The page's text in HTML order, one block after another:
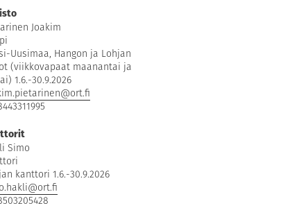
Joakim
Uusimaa, Hangon ja Lohjan
(viikkovapaat maanantai ja
1.6.-30.9.2026
Simo
kanttori 1.6.-30.9.2026